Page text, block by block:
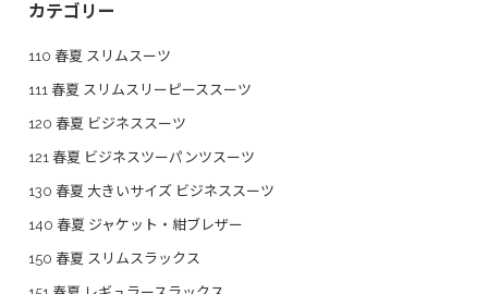
カテゴリー
110 春夏 スリムスーツ
111 春夏 スリムスリーピーススーツ
120 春夏 ビジネススーツ
121 春夏 ビジネスツーパンツスーツ
130 春夏 大きいサイズ ビジネススーツ
140 春夏 ジャケット・紺ブレザー
150 春夏 スリムスラックス